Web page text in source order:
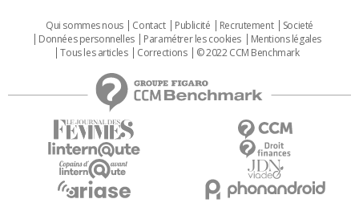
Qui sommes nous Contact Publicité Recrutement
Societé
Données personnelles
Paramétrer les cookies
Mentions légales
Tous les articles
Corrections © 2022 CCM Benchmark